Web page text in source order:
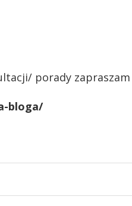
porady
bloga/